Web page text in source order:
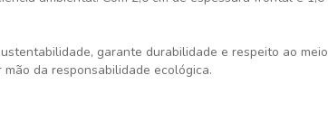
garante durabilidade e respeito ao meio
da responsabilidade ecológica.